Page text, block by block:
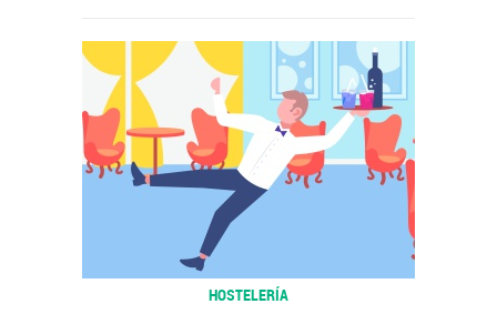
HOSTELERÍA